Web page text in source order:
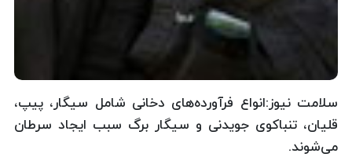
سلامت نیوز:انواع فرآورده‌های دخانی شامل سیگار، پیپ،
قلیان، تنباكوی جویدنی و سیگار برگ سبب ایجاد سرطان
می‌شوند.